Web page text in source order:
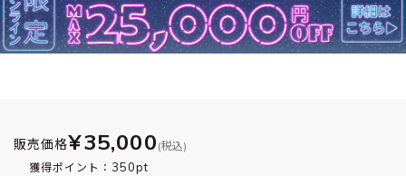
販売価格¥35,000 (税込)
獲得ポイント： 350pt